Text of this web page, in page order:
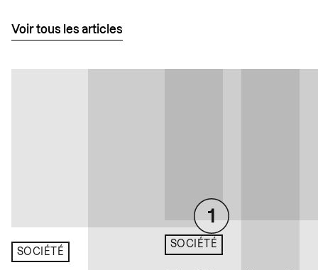
Voir tous les articles
SOCIÉTÉ
SOCIÉTÉ